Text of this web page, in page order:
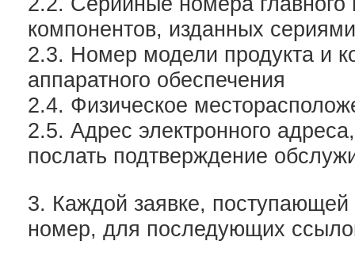
компонентов, изданных сериями
2.3. Номер модели продукта и
аппаратного обеспечения
2.4. Физическое
2.5. Адрес электронного
послать подтверждение
3. Каждой заявке,
номер, для последующих